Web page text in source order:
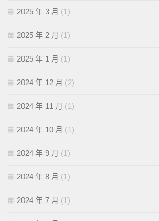
2025 年 3 月 (1)
2025 年 2 月 (1)
2025 年 1 月 (1)
2024 年 12 月 (2)
2024 年 11 月 (1)
2024 年 10 月 (1)
2024 年 9 月 (1)
2024 年 8 月 (1)
2024 年 7 月 (1)